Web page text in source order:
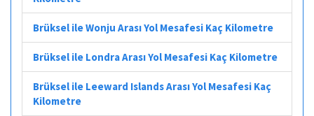
Brüksel ile Wonju Arası Yol Mesafesi Kaç Kilometre
Brüksel ile Londra Arası Yol Mesafesi Kaç Kilometre
Brüksel ile Leeward Islands Arası Yol Mesafesi Kaç
Kilometre